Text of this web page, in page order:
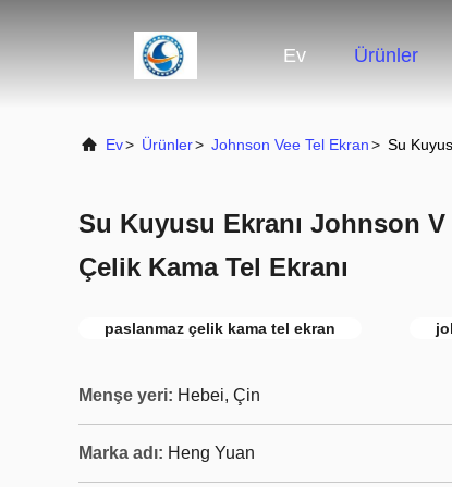
Ev Ürünler
Ev> Ürünler> Johnson Vee Tel Ekran> Su
Su Kuyusu Ekranı Johnson V
Çelik Kama Tel Ekranı
paslanmaz çelik kama tel ekran
Menşe yeri: Hebei, Çin
Marka adı: Heng Yuan